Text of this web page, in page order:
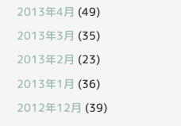
2013年4月 (49)
2013年3月 (35)
2013年2月 (23)
2013年1月 (36)
2012年12月 (39)